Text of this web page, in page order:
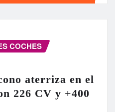
COCHES
aterriza en el
226 CV y +400